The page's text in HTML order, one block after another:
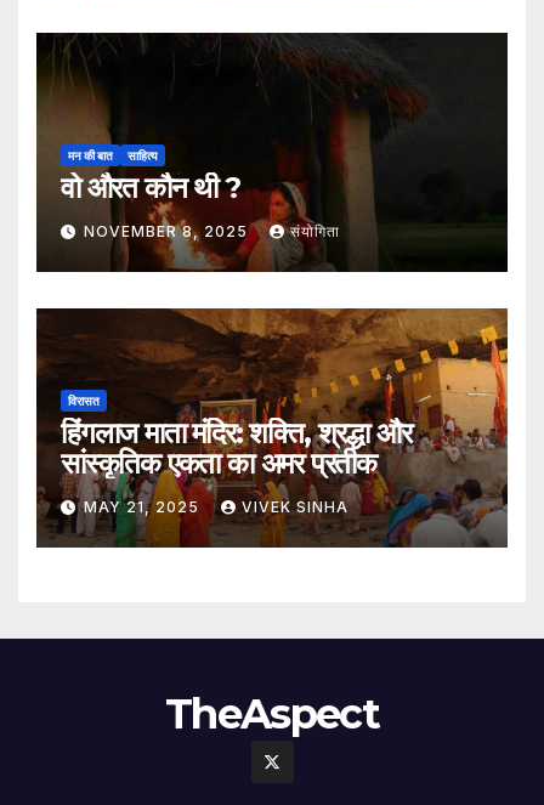
मन की बात साहित्य
वो औरत कौन थी ?
NOVEMBER 8, 2025 संयोगिता
विरासत
हिंगलाज माता मंदिर: शक्ति, श्रद्धा और
सांस्कृतिक एकता का अमर प्रतीक
MAY 21, 2025 VIVEK SINHA
TheAspect